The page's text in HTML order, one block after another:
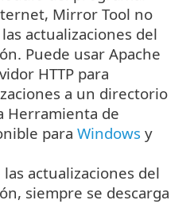
Mirror Tool no
actualizaciones del
Puede usar Apache
HTTP para
a un directorio
Herramienta de
para Windows y
actualizaciones del
siempre se descarga